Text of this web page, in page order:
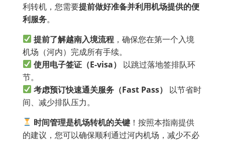
利转机，您需要提前做好准备并利用机场提供的便
利服务。
提前了解越南入境流程 ，确保您在第一个入境
机场（河内）完成所有手续。
使用电子签证（E-visa）
以跳过落地签排队环
节。
考虑预订快速通关服务（Fast Pass）
以节省时
间、减少排队压力。
时间管理是机场转机的关键 ！按照本指南提供
的建议，您可以确保顺利通过河内机场，减少不必